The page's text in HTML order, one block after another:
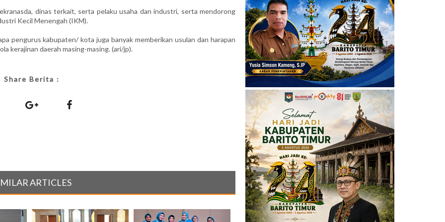
dinas terkait, serta pelaku usaha dan industri, serta mendorong
Kecil Menengah (IKM).
pengurus kabupaten/ kota juga banyak memberikan usulan dan harapan
kerajinan daerah masing-masing. (ari/jp).
Share Berita :
ARTICLES